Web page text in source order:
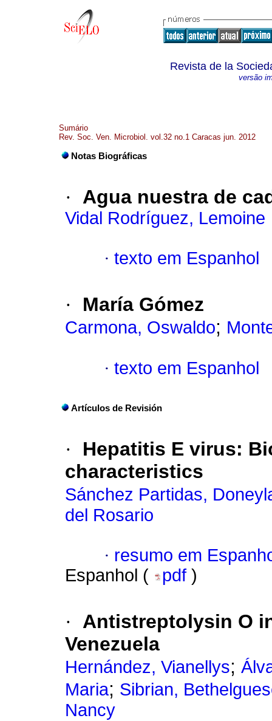
Revista de la
versão
Sumário
Rev. Soc. Ven. Microbiol. vol.32 no.1 Caracas jun. 2012
Notas Biográficas
· Agua nuestra de
Vidal Rodríguez, Lemoine
· texto em Espanhol
· María Gómez
Carmona, Oswaldo;
· texto em Espanhol
Artículos de Revisión
· Hepatitis E virus:
characteristics
Sánchez Partidas,
del Rosario
· resumo em
Espanhol (
pdf )
·
Antistreptolysin О
Venezuela
Hernández, Vianellys;
Maria; Sibrian,
Nancy